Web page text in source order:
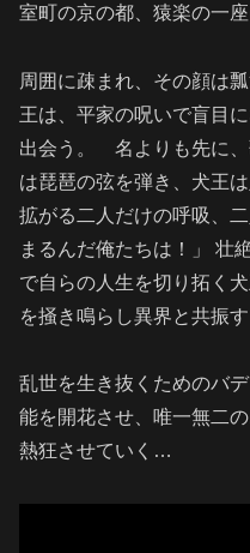
室町の京の都、猿楽の一座
周囲に疎まれ、その顔は
王は、平家の呪いで盲目
出会う。 名よりも先に
は琵琶の弦を弾き、犬王
拡がる二人だけの呼吸、
まるんだ俺たちは！」 壮
で自らの人生を切り拓く
を掻き鳴らし異界と共振す
乱世を生き抜くためのバ
能を開花させ、唯一無二
熱狂させていく…